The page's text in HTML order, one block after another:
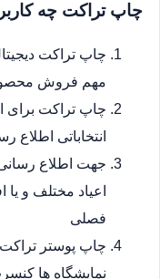
چاپ تراکت چه
چاپ تراکت
مهم فروش
چاپ تراکت برای
انتخاباتی
جهت اطلاع
اعیاد مختلف و
فصلی
چاپ پوستر
نمایشگاه ها